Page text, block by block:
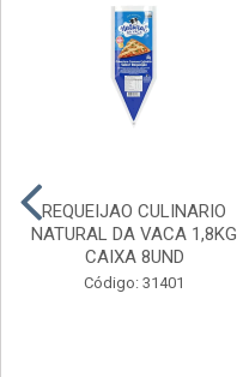
REQUEIJAO CULINARIO
NATURAL DA VACA 1,8KG
CAIXA 8UND
Código: 31401